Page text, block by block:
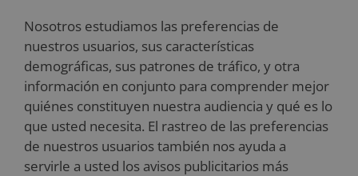
Nosotros estudiamos las preferencias de
nuestros usuarios, sus características
demográficas, sus patrones de tráfico, y otra
información en conjunto para comprender mejor
quiénes constituyen nuestra audiencia y qué es lo
que usted necesita. El rastreo de las preferencias
de nuestros usuarios también nos ayuda a
servirle a usted los avisos publicitarios más